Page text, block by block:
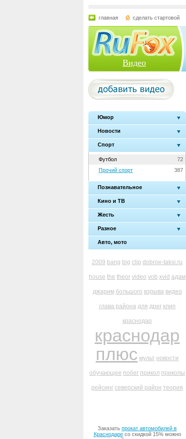
главная сделать стартовой
Видео
Юмор
Новости
Спорт
72
Футбол
387
Прочий спорт
Познавательное
Кино и ТВ
Жесть
Разное
Авто, мото
2009 bang big clip dobroe-taksi.ru
house the theor video vob xvid адам
джарим большого взрыва видео
глава района для дрег клип
краснодар
краснодар
плюс мульт новости
обучающее побег прикол приколы
рейсинг северский район теория
Заказать прокат автомобилей в
Краснодаресо скидкой 15% можно